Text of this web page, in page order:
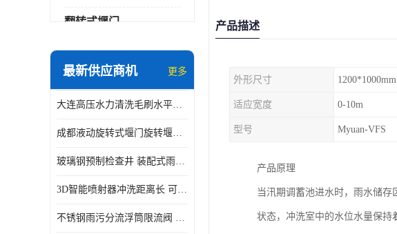
翻转式堰门
智能一体化雨水泵站
智能一体化供水泵房
智能一体化净水设备
最新供应商机 更多
大连高压水力清洗毛刷水平自清洁滚刷 水力自动冲洗系统 水力清洗
成都液动旋转式堰门旋转堰门 自动控制 SUS304
玻璃钢预制检查井 装配式雨水污水井 初期弃流井 源头厂家
3D智能喷射器冲洗距离长 可270度旋转 高强度水压远距离喷洗
不锈钢雨污分流浮筒限流阀 DN150-DN1000 品质可信
产品描述
外形尺寸 1200*1000mm
适应宽度 0-10m
型号 Myuan-VFS
产品原理
当汛期调蓄池进水时，雨水储
状态，冲洗室中的水位水量保持